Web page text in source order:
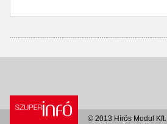
© 2013 Hírös Modul Kft.